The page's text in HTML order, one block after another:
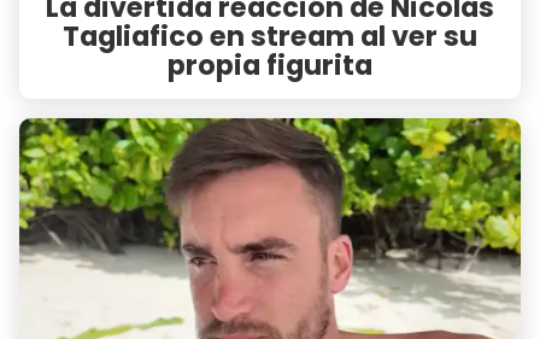
Tagliafico en stream al ver su
propia figurita